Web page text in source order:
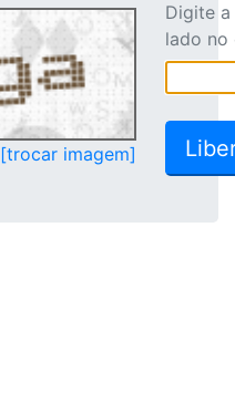
[trocar imagem]
Digite
lado no